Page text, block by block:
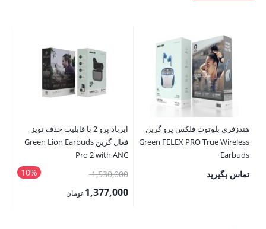
هندزفری بلوتوث فلکس پرو گرین
Green FELEX PRO True Wireless
Earbuds
تماس بگیرید
ایرباد پرو 2 با قابلیت حذف نویز
فعال گرین Green Lion Earbuds
Pro 2 with ANC
10% 1,530,000قیمت
اصلی:1,377,000 تومان